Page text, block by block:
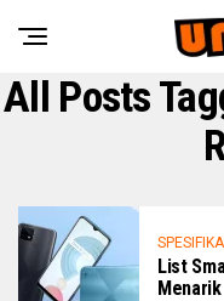
All Posts
List
Menarik